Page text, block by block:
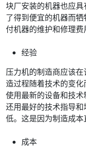
块厂安装的机器也应
了得到便宜的机器而
付机器的维护和修理费
经验
压力机的制造商应该
造过程随着技术的变
使用最新的设备和技
还用最好的技术指导
低。这是因为制造成本
成本